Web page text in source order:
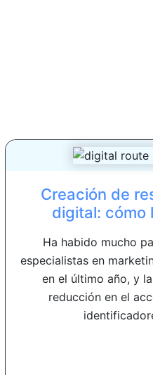
Creación de
digital: cómo
Ha habido mucho
especialistas en
en el último año, y
reducción en el